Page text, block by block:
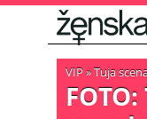
VIP»Tuja